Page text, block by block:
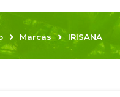
Marcas IRISANA